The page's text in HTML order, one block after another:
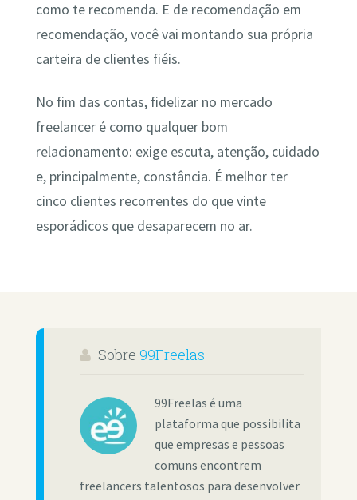
como te recomenda. E de recomendação em
recomendação, você vai montando sua própria
carteira de clientes fiéis.
No fim das contas, fidelizar no mercado
freelancer é como qualquer bom
relacionamento: exige escuta, atenção, cuidado
e, principalmente, constância. É melhor ter
cinco clientes recorrentes do que vinte
esporádicos que desaparecem no ar.
Sobre 99Freelas
99Freelas é uma
plataforma que possibilita
que empresas e pessoas
comuns encontrem
freelancers talentosos para desenvolver